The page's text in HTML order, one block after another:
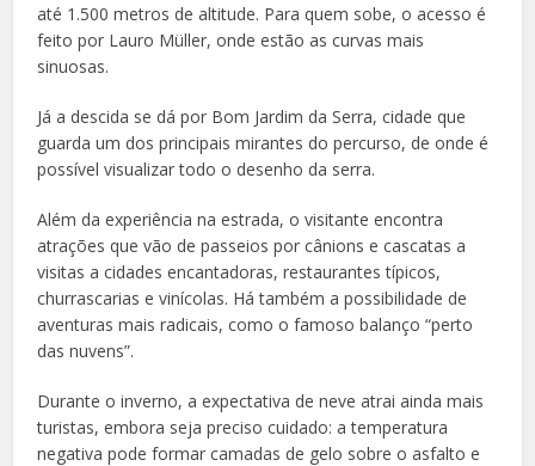
até 1.500 metros de altitude. Para quem sobe, o acesso é
feito por Lauro Müller, onde estão as curvas mais
sinuosas.
Já a descida se dá por Bom Jardim da Serra, cidade que
guarda um dos principais mirantes do percurso, de onde é
possível visualizar todo o desenho da serra.
Além da experiência na estrada, o visitante encontra
atrações que vão de passeios por cânions e cascatas a
visitas a cidades encantadoras, restaurantes típicos,
churrascarias e vinícolas. Há também a possibilidade de
aventuras mais radicais, como o famoso balanço “perto
das nuvens”.
Durante o inverno, a expectativa de neve atrai ainda mais
turistas, embora seja preciso cuidado: a temperatura
negativa pode formar camadas de gelo sobre o asfalto e